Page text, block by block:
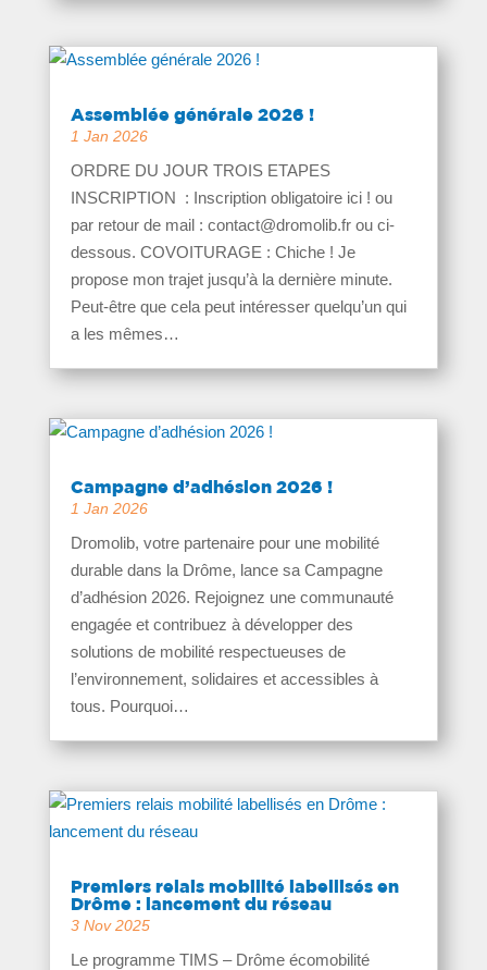
Assemblée générale 2026 !
1 Jan 2026
ORDRE DU JOUR TROIS ETAPES
INSCRIPTION : Inscription obligatoire ici ! ou
par retour de mail : contact@dromolib.fr ou ci-
dessous. COVOITURAGE : Chiche ! Je
propose mon trajet jusqu’à la dernière minute.
Peut-être que cela peut intéresser quelqu’un qui
a les mêmes…
Campagne d’adhésion 2026 !
1 Jan 2026
Dromolib, votre partenaire pour une mobilité
durable dans la Drôme, lance sa Campagne
d’adhésion 2026. Rejoignez une communauté
engagée et contribuez à développer des
solutions de mobilité respectueuses de
l’environnement, solidaires et accessibles à
tous. Pourquoi…
Premiers relais mobilité labellisés en
Drôme : lancement du réseau
3 Nov 2025
Le programme TIMS – Drôme écomobilité